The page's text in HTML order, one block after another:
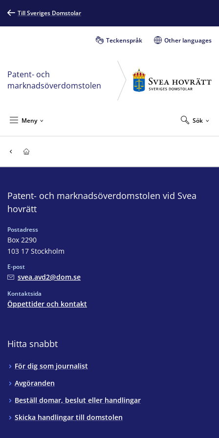
Till Sveriges Domstolar
Teckenspråk Other languages
Patent- och
marknadsöverdomstolen
Sök
Meny
Patent- och marknadsöverdomstolen vid Svea
hovrätt
Postadress
Box 2290
103 17 Stockholm
E-post
svea.avd2@dom.se
Kontaktsida
Öppettider och kontakt
Hitta snabbt
För dig som journalist
Avgöranden
Beställ domar, beslut eller handlingar
Skicka handlingar till domstolen